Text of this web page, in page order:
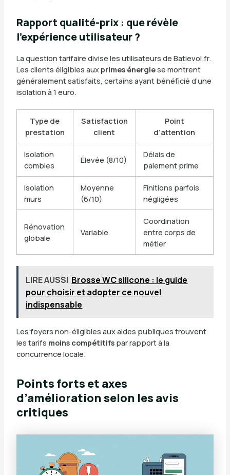
Rapport qualité-prix : que révèle
l’expérience utilisateur ?
La question tarifaire divise les utilisateurs de Batievol.fr.
Les clients éligibles aux primes énergiese montrent
généralement satisfaits, certains ayant bénéficié d’une
isolation à 1 euro.
Type de
prestation
Satisfaction
client
Point
d’attention
Isolation
combles
Élevée (8/10)
Délais de
paiement prime
Isolation
murs
Moyenne
(6/10)
Finitions parfois
négligées
Rénovation
globale
Variable
Coordination
entre corps de
métier
LIRE AUSSI Brosse WC silicone : le guide
pour choisir et adopter ce nouvel
indispensable
Les foyers non-éligibles aux aides publiques trouvent
les tarifs moins compétitifspar rapport à la
concurrence locale.
Points forts et axes
d’amélioration selon les avis
critiques